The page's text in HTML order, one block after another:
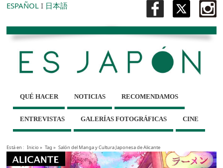
ESPAÑOL I 日本語
QUÉ HACER NOTICIAS RECOMENDAMOS
ENTREVISTAS GALERÍAS FOTOGRÁFICAS CINE
Está en : Inicio» Tag » Salón del Manga y Cultura Japonesa de Alicante